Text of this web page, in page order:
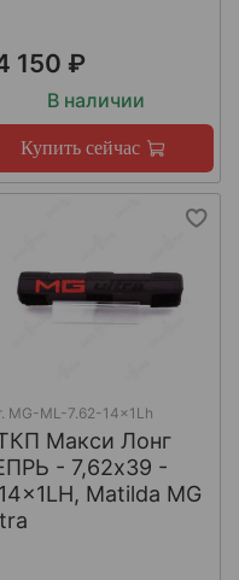
150 ₽
В наличии
Купить сейчас
MG-ML-7.62-14x1Lh
Макси Лонг
- 7,62x39 -
Matilda MG